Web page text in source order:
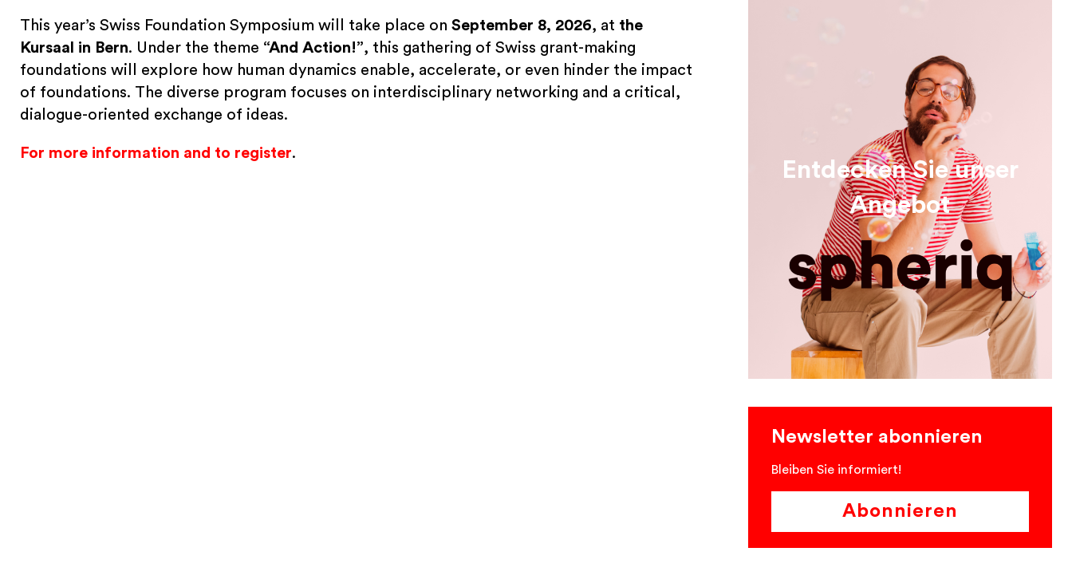
This year’s Swiss Foundation Symposium will take place on September 8, 2026, at the
Kursaal in Bern. Under the theme “And Action!”, this gathering of Swiss grant-making
foundations will explore how human dynamics enable, accelerate, or even hinder the impact
of foundations. The diverse program focuses on interdisciplinary networking and a critical,
dialogue-oriented exchange of ideas.
For more information and to register.
Entdecken Sie unser
Angebot
Newsletter abonnieren
Bleiben Sie informiert!
Abonnieren